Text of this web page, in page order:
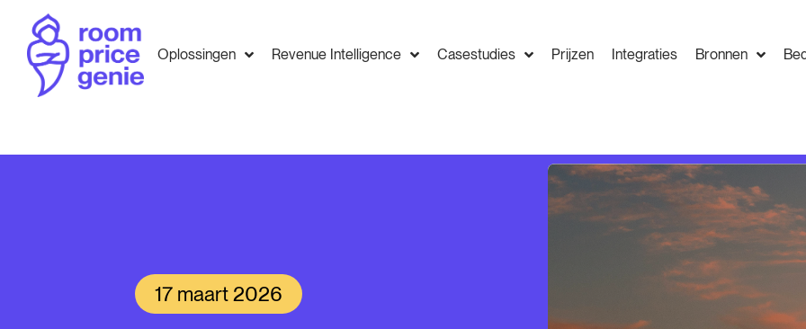
Oplossingen Revenue Intelligence Casestudies Prijzen Integraties Bronnen
17 maart 2026